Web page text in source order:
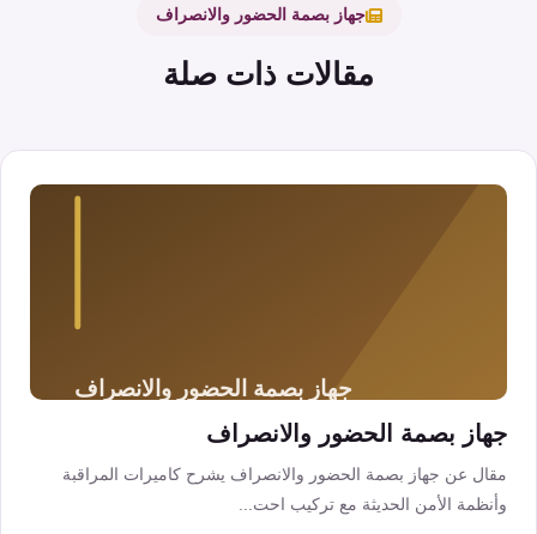
جهاز بصمة الحضور والانصراف
مقالات ذات صلة
جهاز بصمة الحضور والانصراف
مقال عن جهاز بصمة الحضور والانصراف يشرح كاميرات المراقبة
وأنظمة الأمن الحديثة مع تركيب احت...